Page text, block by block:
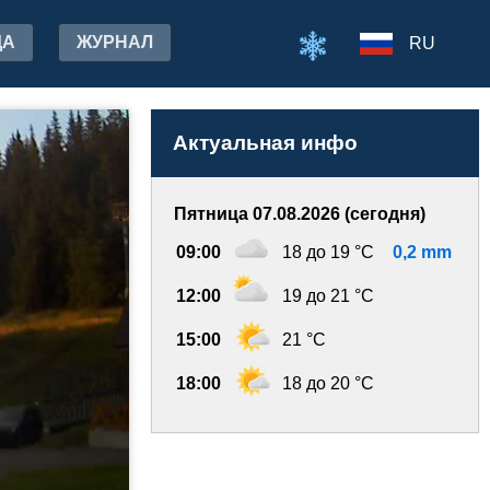
ЖУРНАЛ RU
Актуальная инфо
Пятница 07.08.2026 (сегодня)
09:00 18 до 19 °C 0,2 mm
12:00 19 до 21 °C
15:00 21 °C
18:00 18 до 20 °C